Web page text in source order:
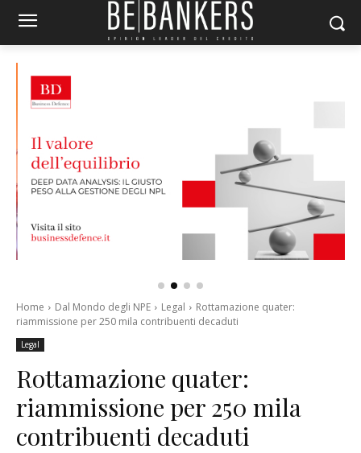
Home Dal Mondo degli NPE Legal
Rottamazione quater:
riammissione per 250 mila contribuenti decaduti
Legal
Rottamazione quater:
riammissione per 250 mila
contribuenti decaduti